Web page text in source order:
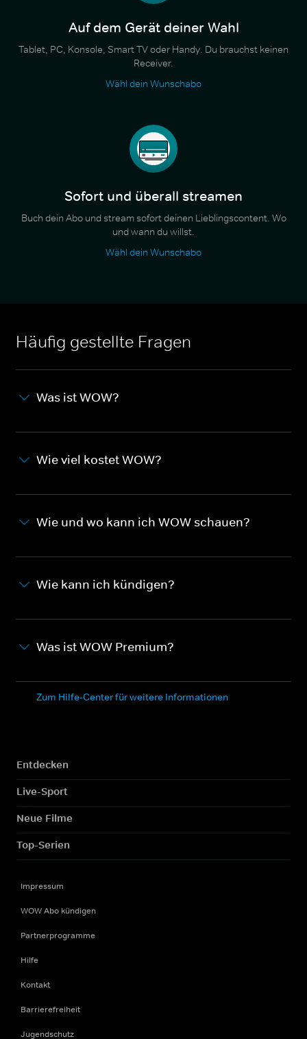
Auf dem Gerät deiner Wahl
Tablet, PC, Konsole, Smart TV oder Handy. Du brauchst keinen
Receiver.
Wähl dein Wunschabo
Sofort und überall streamen
Buch dein Abo und stream sofort deinen Lieblingscontent. Wo
und wann du willst.
Wähl dein Wunschabo
Häufig gestellte Fragen
Was ist WOW?
Wie viel kostet WOW?
Wie und wo kann ich WOW schauen?
Wie kann ich kündigen?
Was ist WOW Premium?
Zum Hilfe-Center für weitere Informationen
Entdecken
Live-Sport
Neue Filme
Top-Serien
Impressum
WOW Abo kündigen
Partnerprogramme
Hilfe
Kontakt
Barrierefreiheit
Jugendschutz